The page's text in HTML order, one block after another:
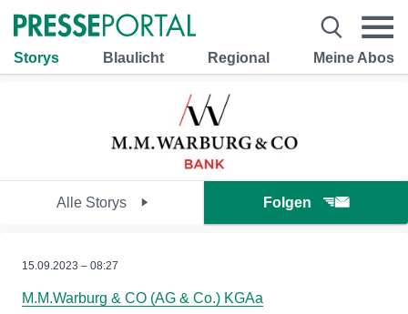
Storys Blaulicht Regional Meine Abos
Alle Storys Folgen
15.09.2023 – 08:27
M.M.Warburg & CO (AG & Co.) KGAa